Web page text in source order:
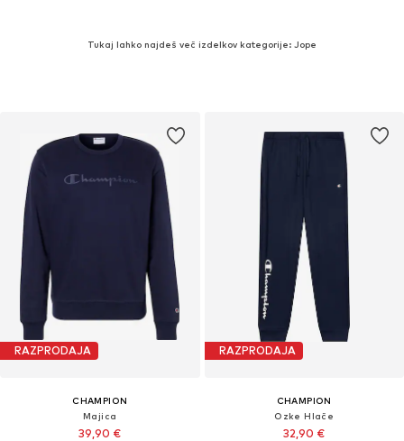
Tukaj lahko najdeš več izdelkov kategorije: Jope
RAZPRODAJA
CHAMPION
Majica
39,90 €
RAZPRODAJA
CHAMPION
Ozke Hlače
32,90 €